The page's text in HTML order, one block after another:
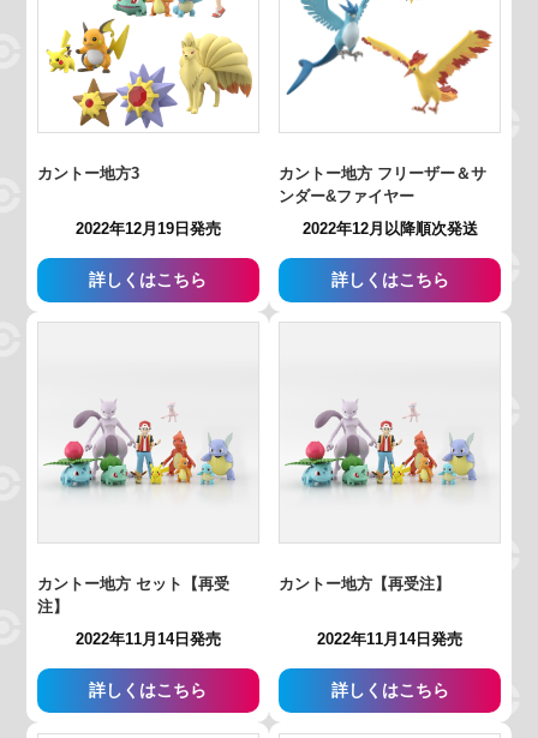
カントー地方3
2022年12月19日発売
詳しくはこちら
カントー地方 フリーザー＆サ
ンダー&ファイヤー
2022年12月以降順次発送
詳しくはこちら
カントー地方 セット【再受
注】
2022年11月14日発売
詳しくはこちら
カントー地方【再受注】
2022年11月14日発売
詳しくはこちら